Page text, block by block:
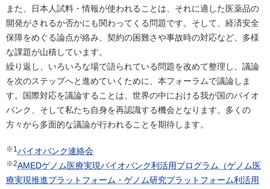
また、日本人試料・情報が使われることは、それに適した医薬品の
開発がされるか否かにも関わってくる問題です。そして、経済安全
保障をめぐる論点が絡み、契約の困難さや事故時の対応など、多様
な課題が山積しています。
繰り返し、いろいろな場で語られている問題を改めて整理し、議論
を次のステップへと進めていくために、本フォーラムで議論しま
す。国際対応を議論することは、世界の中における我が国のバイオ
バンク、そして私たち自身を再認識する機会となります。多くの
方々から多面的な議論が行われることを期待します。
※1バイオバンク連絡会
※2AMEDゲノム医療実現バイオバンク利活用プログラム（ゲノム医
療実現推進プラットフォーム・ゲノム研究プラットフォーム利活用